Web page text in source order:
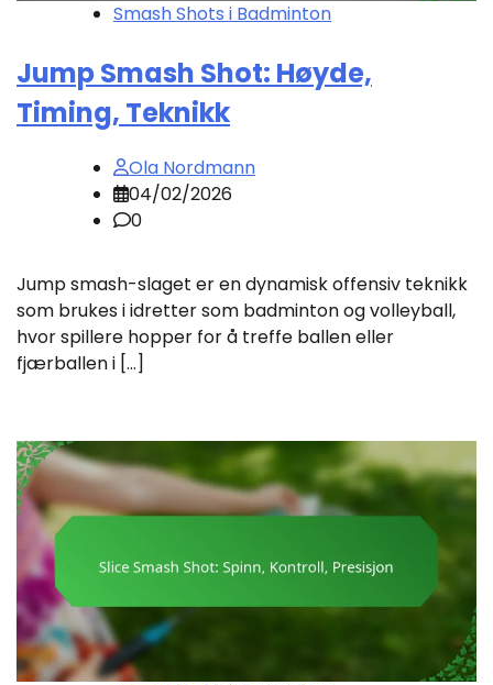
Smash Shots i Badminton
Jump Smash Shot: Høyde,
Timing, Teknikk
Ola Nordmann
04/02/2026
0
Jump smash-slaget er en dynamisk offensiv teknikk
som brukes i idretter som badminton og volleyball,
hvor spillere hopper for å treffe ballen eller
fjærballen i […]